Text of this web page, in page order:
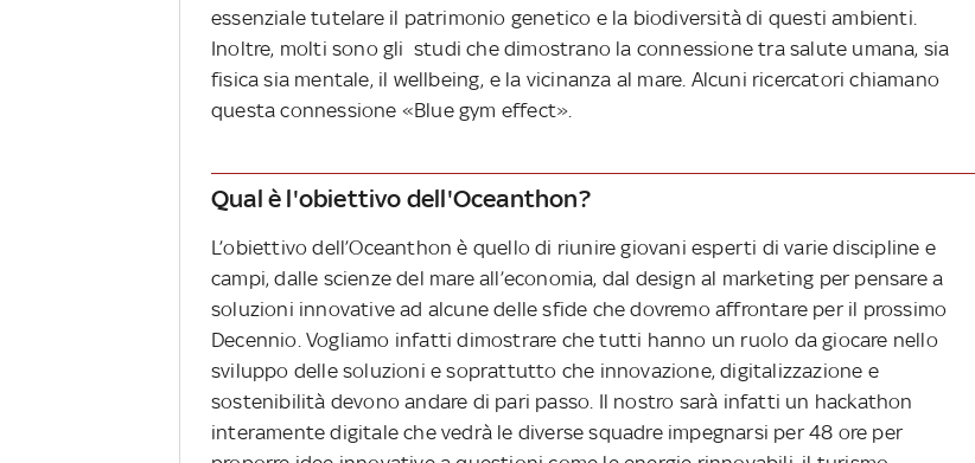
essenziale tutelare il patrimonio genetico e la biodiversità di questi ambienti.
Inoltre, molti sono gli studi che dimostrano la connessione tra salute umana, sia
fisica sia mentale, il wellbeing, e la vicinanza al mare. Alcuni ricercatori chiamano
questa connessione «Blue gym effect».
Qual è l'obiettivo dell'Oceanthon?
L’obiettivo dell’Oceanthon è quello di riunire giovani esperti di varie discipline e
campi, dalle scienze del mare all’economia, dal design al marketing per pensare a
soluzioni innovative ad alcune delle sfide che dovremo affrontare per il prossimo
Decennio. Vogliamo infatti dimostrare che tutti hanno un ruolo da giocare nello
sviluppo delle soluzioni e soprattutto che innovazione, digitalizzazione e
sostenibilità devono andare di pari passo. Il nostro sarà infatti un hackathon
interamente digitale che vedrà le diverse squadre impegnarsi per 48 ore per